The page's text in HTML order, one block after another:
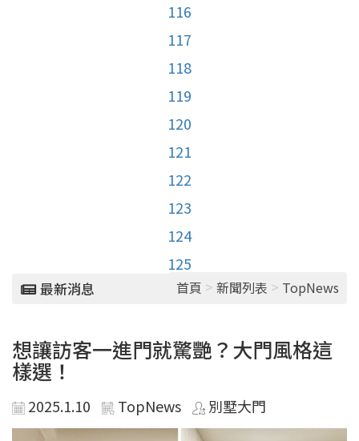
116
117
118
119
120
121
122
123
124
125
最新消息 首頁 > 新聞列表 > TopNews
想讓訪客一進門就驚艷？大門風格這
樣選！
2025.1.10 TopNews 別墅大門